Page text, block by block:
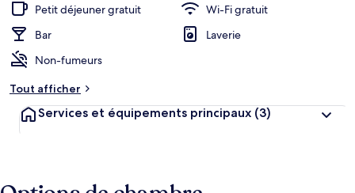
Petit déjeuner gratuit
Wi-Fi gratuit
Bar
Laverie
Non-fumeurs
Tout afficher
Services et équipements principaux (3)